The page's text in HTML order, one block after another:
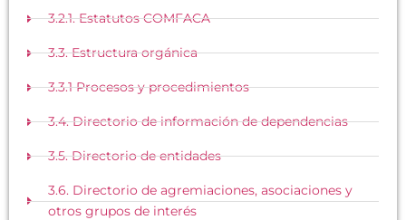
3.2.1. Estatutos COMFACA
3.3. Estructura orgánica
3.3.1 Procesos y procedimientos
3.4. Directorio de información de dependencias
3.5. Directorio de entidades
3.6. Directorio de agremiaciones, asociaciones y
otros grupos de interés